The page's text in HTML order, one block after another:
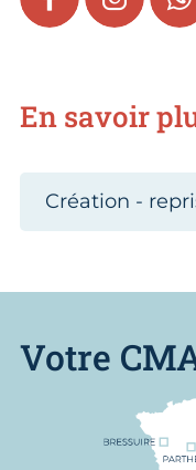
FACEBOOK
En savoir
Création -
Votre